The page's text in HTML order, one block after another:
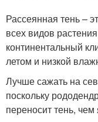
Рассеянная тень –
всех видов
континентальный
летом и низкой
Лучше сажать на
поскольку
переносит тень,